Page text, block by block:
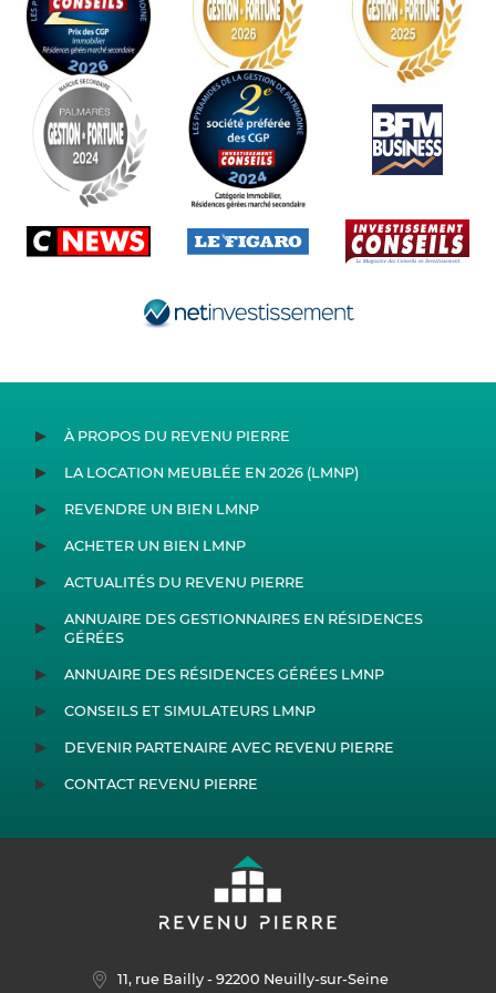
À PROPOS DU REVENU PIERRE
LA LOCATION MEUBLÉE EN 2026 (LMNP)
REVENDRE UN BIEN LMNP
ACHETER UN BIEN LMNP
ACTUALITÉS DU REVENU PIERRE
ANNUAIRE DES GESTIONNAIRES EN RÉSIDENCES
GÉRÉES
ANNUAIRE DES RÉSIDENCES GÉRÉES LMNP
CONSEILS ET SIMULATEURS LMNP
DEVENIR PARTENAIRE AVEC REVENU PIERRE
CONTACT REVENU PIERRE
11, rue Bailly- 92200 Neuilly-sur-Seine